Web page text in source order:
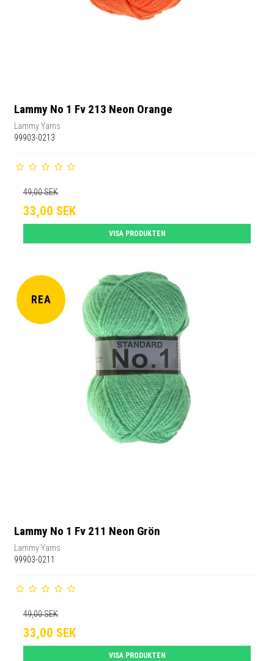
Lammy No 1 Fv 213 Neon Orange
Lammy Yarns
99903-0213
49,00 SEK
33,00 SEK
VISA PRODUKTEN
REA
Lammy No 1 Fv 211 Neon Grön
Lammy Yarns
99903-0211
49,00 SEK
33,00 SEK
VISA PRODUKTEN